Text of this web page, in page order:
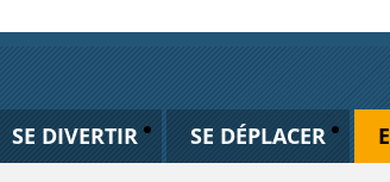
SE DIVERTIR SE DÉPLACER